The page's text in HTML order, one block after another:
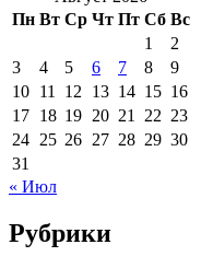
Пн Вт Ср Чт Пт Сб Вс
1
2
3
4 5 6 7 8
9
10 11 12 13 14 15 16
17 18 19 20 21 22 23
24 25 26 27 28 29 30
31
« Июл
Рубрики